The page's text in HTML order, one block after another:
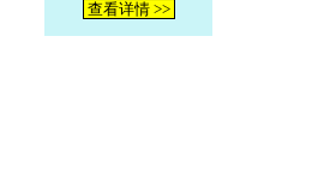
查看详情 >>